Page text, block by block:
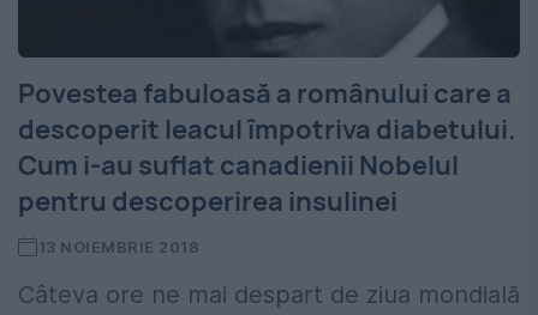
Povestea fabuloasă a românului care a
descoperit leacul împotriva diabetului.
Cum i-au suflat canadienii Nobelul
pentru descoperirea insulinei
13 NOIEMBRIE 2018
Câteva ore ne mai despart de ziua mondială